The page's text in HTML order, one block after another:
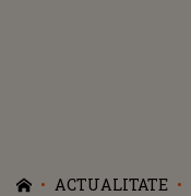
ACTUALITATE